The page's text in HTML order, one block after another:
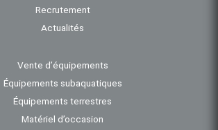
Recrutement
Actualités
Vente d’équipements
Équipements subaquatiques
Équipements terrestres
Matériel d’occasion